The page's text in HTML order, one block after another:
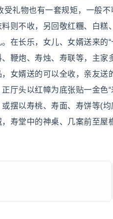
受礼物也有一套规矩，一般
则不收，另回敬红糰、白
在长乐，女儿、女婿送来的
鞭炮、寿烛、寿联等，主
女婿送的可以全收，亲友
厅头以红幛为底张贴一金色
摆以寿桃、寿面、寿饼等(
寿堂中的神桌、几案前至屋